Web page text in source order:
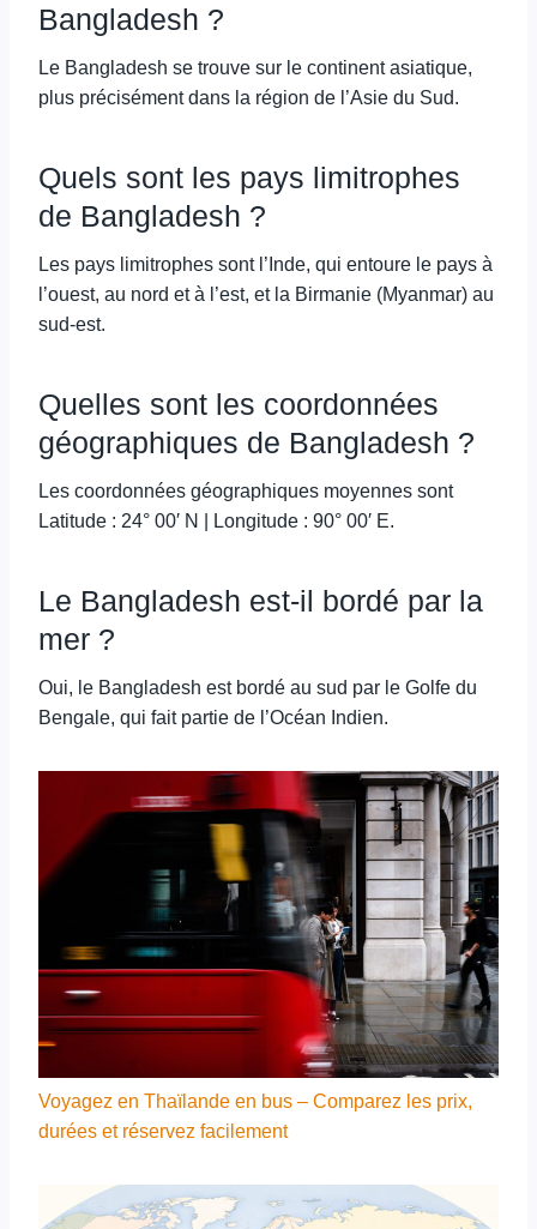
Bangladesh ?
Le Bangladesh se trouve sur le continent asiatique,
plus précisément dans la région de l’Asie du Sud.
Quels sont les pays limitrophes
de Bangladesh ?
Les pays limitrophes sont l’Inde, qui entoure le pays à
l’ouest, au nord et à l’est, et la Birmanie (Myanmar) au
sud-est.
Quelles sont les coordonnées
géographiques de Bangladesh ?
Les coordonnées géographiques moyennes sont
Latitude : 24° 00′ N | Longitude : 90° 00′ E.
Le Bangladesh est-il bordé par la
mer ?
Oui, le Bangladesh est bordé au sud par le Golfe du
Bengale, qui fait partie de l’Océan Indien.
Voyagez en Thaïlande en bus – Comparez les prix,
durées et réservez facilement